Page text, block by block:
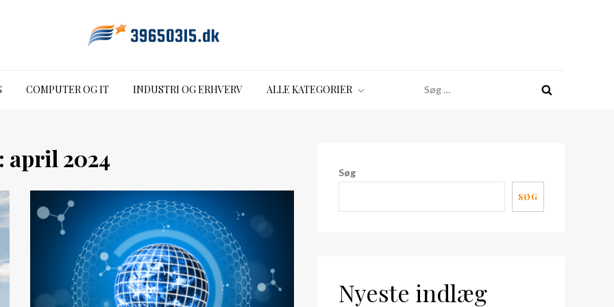
COMPUTER OG IT INDUSTRI OG ERHVERV ALLE KATEGORIER
efter:
april 2024 Søg
SØG
Nyeste indlæg